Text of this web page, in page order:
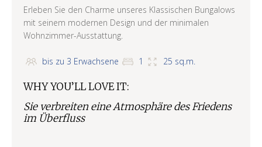
Erleben Sie den Charme unseres Klassischen Bungalows
mit seinem modernen Design und der minimalen
Wohnzimmer-Ausstattung.
bis zu 3 Erwachsene 1 25 sq.m.
WHY YOU’LL LOVE IT:
Sie verbreiten eine Atmosphäre des Friedens
im Überfluss